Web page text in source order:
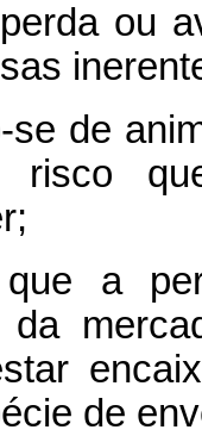
ou
risco
da
de